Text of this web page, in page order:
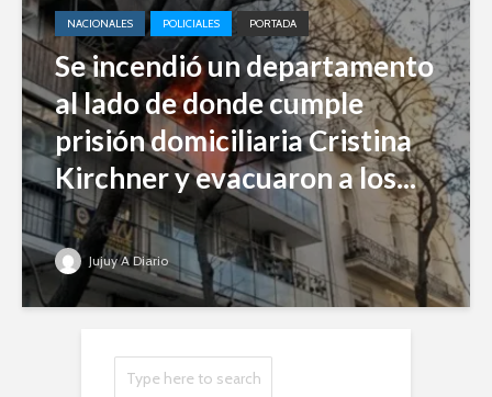
NACIONALES POLICIALES PORTADA
Se incendió un departamento
al lado de donde cumple
prisión domiciliaria Cristina
Kirchner y evacuaron a los...
Jujuy A Diario